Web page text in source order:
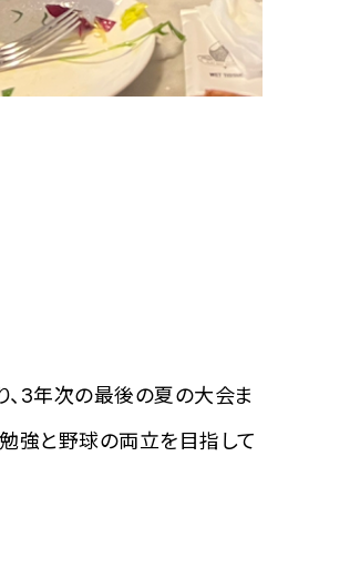
、3年次の最後の夏の大会ま
強と野球の両立を目指して